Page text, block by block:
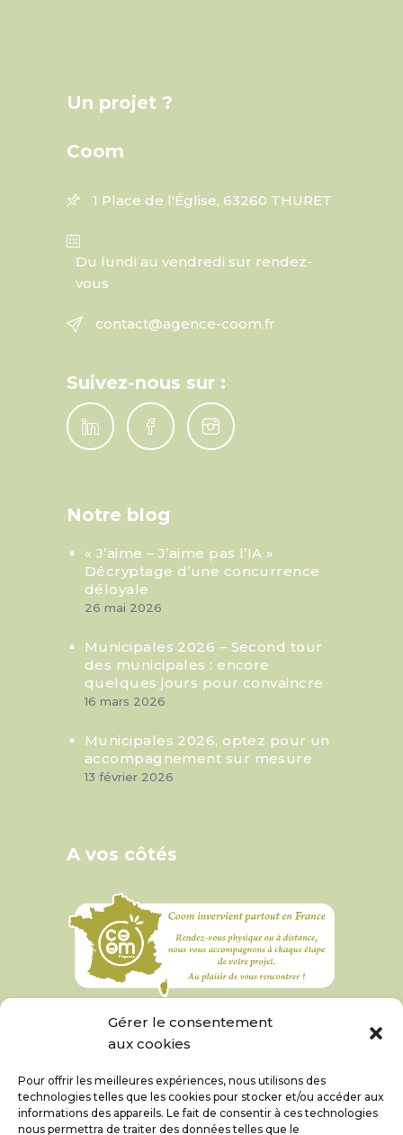
Gérer le consentement
aux cookies
Pour offrir les meilleures expériences, nous utilisons des
technologies telles que les cookies pour stocker et/ou accéder aux
informations des appareils. Le fait de consentir à ces technologies
nous permettra de traiter des données telles que le
Un projet ?
Coom
1 Place de l'Église, 63260 THURET
Du lundi au vendredi sur rendez-
vous
contact@agence-coom.fr
Suivez-nous sur :
Notre blog
« J’aime – J’aime pas l’IA »
Décryptage d’une concurrence
déloyale
26 mai 2026
Municipales 2026 – Second tour
des municipales : encore
quelques jours pour convaincre
16 mars 2026
Municipales 2026, optez pour un
accompagnement sur mesure
13 février 2026
A vos côtés